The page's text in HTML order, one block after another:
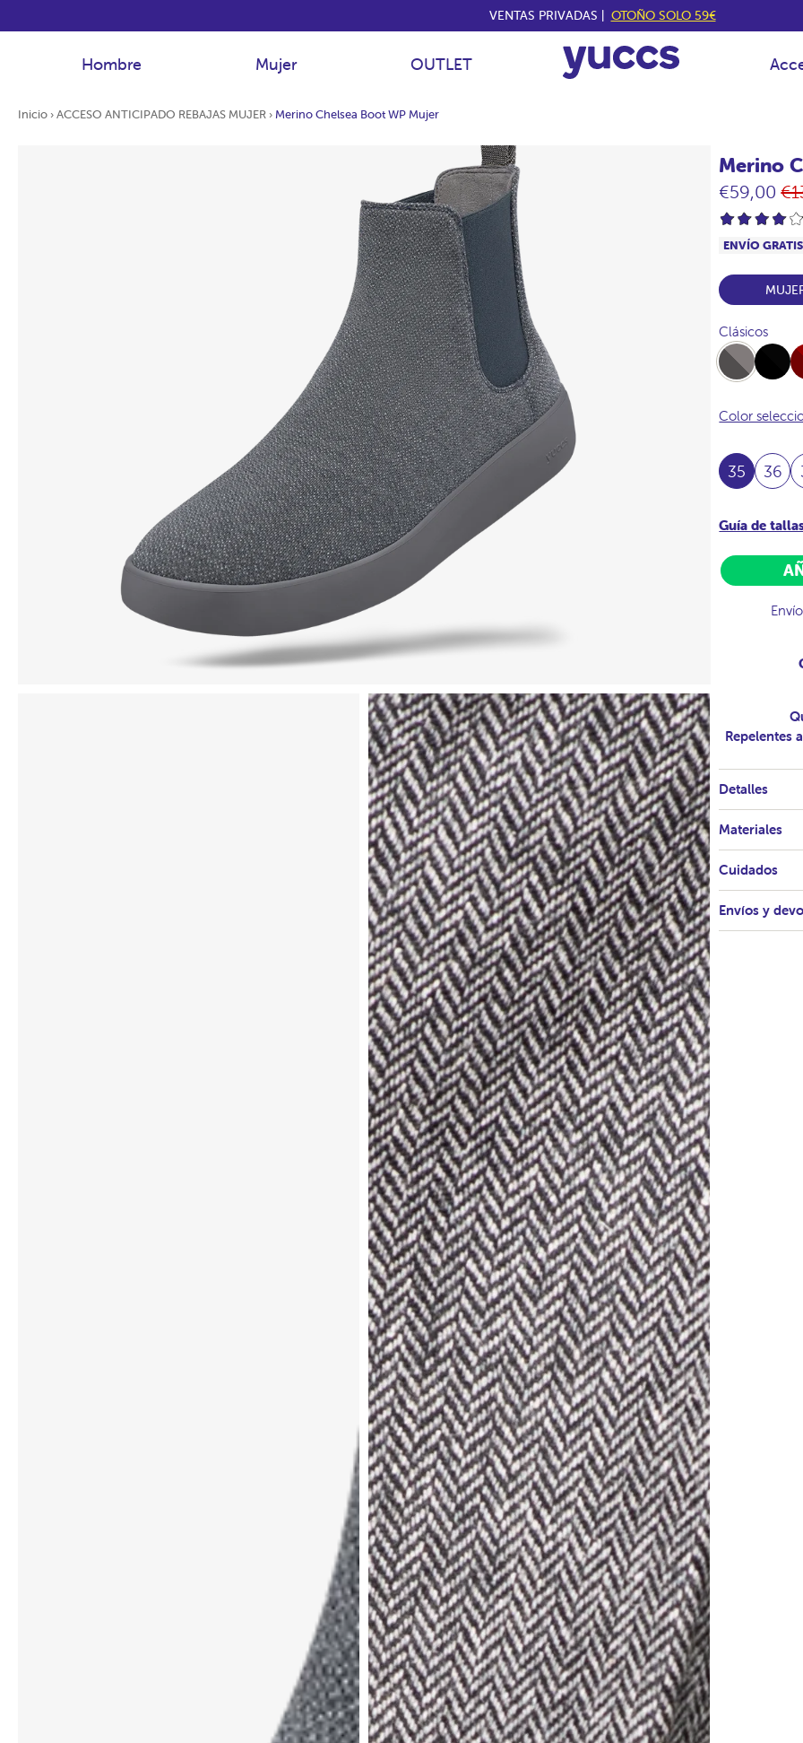
VENTAS PRIVADAS | OTOÑO SOLO 59€
Hombre Mujer OUTLET
Inicio ›ACCESO ANTICIPADO REBAJAS MUJER › Merino Chelsea Boot WP Mujer
Merino
€59,00
ENVÍO GRATIS
Clásicos
Full-
Marengo
Full-
Black
Full-
Color
35 36
Guía de
Repelentes
Detalles
Materiales
Cuidados
Envíos y